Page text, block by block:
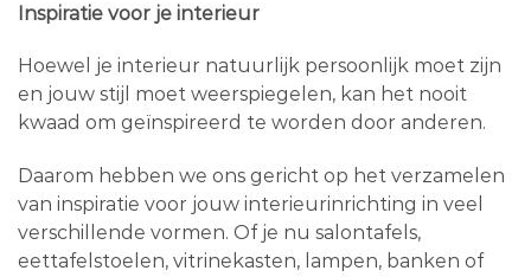
Inspiratie voor je interieur
Hoewel je interieur natuurlijk persoonlijk moet zijn
en jouw stijl moet weerspiegelen, kan het nooit
kwaad om geïnspireerd te worden door anderen.
Daarom hebben we ons gericht op het verzamelen
van inspiratie voor jouw interieurinrichting in veel
verschillende vormen. Of je nu salontafels,
eettafelstoelen, vitrinekasten, lampen, banken of